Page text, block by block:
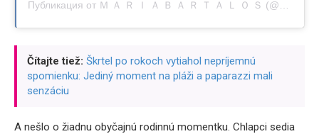
Čítajte tiež: Škrtel po rokoch vytiahol nepríjemnú
spomienku: Jediný moment na pláži a paparazzi mali
senzáciu
A nešlo o žiadnu obyčajnú rodinnú momentku. Chlapci sedia